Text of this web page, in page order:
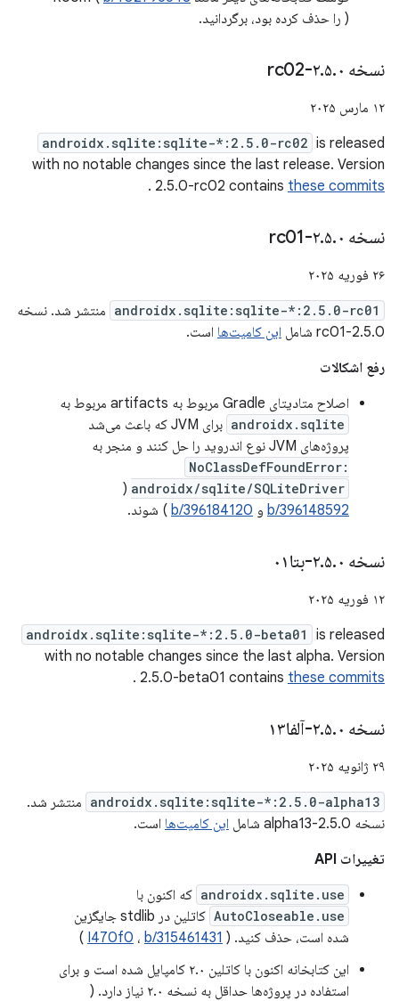
) را حذف کرده بود، برگردانید.
نسخه ۲ .۵.۰-rc02
۱۲ مارس ۲۰۲۵
androidx.sqlite:sqlite-*:2.5.0-rc02 is released
with no notable changes since the last release. Version
2.5.0-rc02 contains these commits
.
نسخه ۲ .۵.۰-rc01
۲۶ فوریه ۲۰۲۵
androidx.sqlite:sqlite-*:2.5.0-rc01 منتشر شد. نسخه
2.5.0-rc01 شامل
این کامیت‌ها است.
رفع اشکالات
اصلاح متادیتای Gradle مربوط به artifacts مربوط به
androidx.sqlite
برای JVM که باعث می‌شد
پروژه‌های JVM نوع اندروید را حل کنند و منجر به
NoClassDefFoundError:
androidx/sqlite/SQLiteDriver
(
b/396148592 و b/396184120 ) شوند.
نسخه ۲ .۵.۰-بتا۰۱
۱۲ فوریه ۲۰۲۵
androidx.sqlite:sqlite-*:2.5.0-beta01
is released
with no notable changes since the last alpha. Version
2.5.0-beta01 contains these commits
.
نسخه ۲ .۵.۰-آلفا۱۳
۲۹ ژانویه ۲۰۲۵
androidx.sqlite:sqlite-*:2.5.0-alpha13 منتشر شد.
نسخه 2.5.0-alpha13 شامل
این کامیت‌ها است.
تغییرات API
androidx.sqlite.use که اکنون با
AutoCloseable.use
کاتلین در stdlib جایگزین
شده است، حذف کنید. (
I470f0 ، b/315461431
)
این کتابخانه اکنون با کاتلین ۲.۰ کامپایل شده است و برای
استفاده در پروژه‌ها حداقل به نسخه ۲.۰ نیاز دارد. (